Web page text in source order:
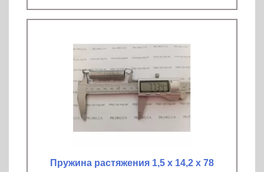
Пружина растяжения 1,5 х 14,2 х 78